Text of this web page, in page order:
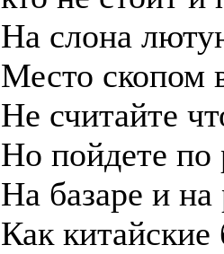
На слона
Место скопом
Не считайте
Но пойдете по
На базаре и
Как китайские